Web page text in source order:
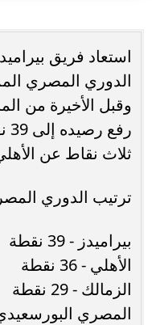
استعاد فريق
وقبل الأخيرة من
ثلاث نقاط عن
ترتيب الدوري
بيراميدز - 39 نقطة
الأهلي - 36 نقطة
الزمالك - 29 نقطة
المصري البورسعيدي - 27